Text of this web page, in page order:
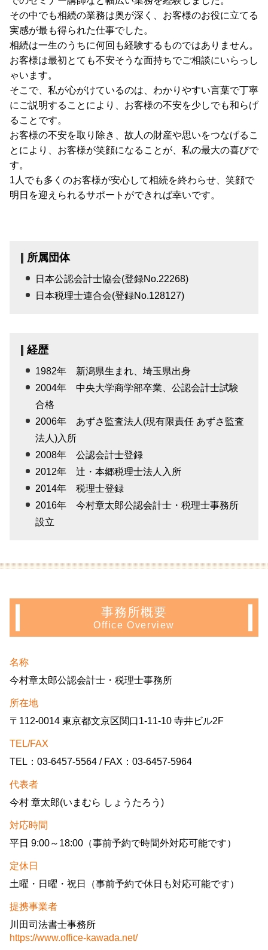
その中でも相続の業務は奥が深く、お客様のお役に立てる
実感が最も得られた仕事でした。
相続は一生のうちに何回も経験するものではありません。
お客様は最初とても不安そうな面持ちでご相談にいらっし
ゃいます。
そこで、私が心がけているのは、わかりやすい言葉で丁寧
にご説明することにより、お客様の不安を少しでも和らげ
ることです。
お客様の不安を取り除き、故人の財産や思いをつなげるこ
とにより、お客様が笑顔になることが、私の最大の喜びで
す。
1人でも多くのお客様が安心して相続を終わらせ、笑顔で
明日を迎えられるサポートができれば幸いです。
所属団体
日本公認会計士協会(登録No.22268)
日本税理士連合会(登録No.128127)
経歴
1982年 新潟県生まれ、埼玉県出身
2004年 中央大学商学部卒業、公認会計士試験
合格
2006年 あずさ監査法人(現有限責任 あずさ監査
法人)入所
2008年 公認会計士登録
2012年 辻・本郷税理士法人入所
2014年 税理士登録
2016年 今村章太郎公認会計士・税理士事務所
設立
事務所概要
Office Overview
名称
今村章太郎公認会計士・税理士事務所
所在地
〒112-0014 東京都文京区関口1-11-10 寺井ビル2F
TEL/FAX
TEL：03-6457-5564 / FAX：03-6457-5964
代表者
今村 章太郎(いまむら しょうたろう)
対応時間
平日 9:00～18:00（事前予約で時間外対応可能です）
定休日
土曜・日曜・祝日（事前予約で休日も対応可能です）
提携事業者
川田司法書士事務所
https://www.office-kawada.net/